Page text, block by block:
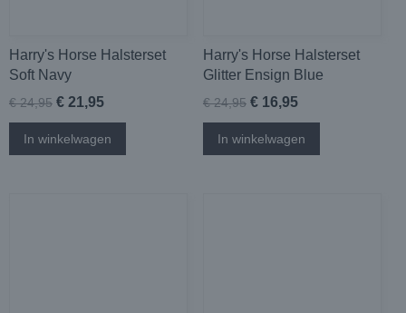
Harry's Horse Halsterset
Soft Navy
€ 24,95 € 21,95
In winkelwagen
Harry's Horse Halsterset
Glitter Ensign Blue
€ 24,95 € 16,95
In winkelwagen